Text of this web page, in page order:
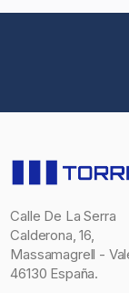
Calle De La Serra
Calderona, 16,
Massamagrell -
46130 España.